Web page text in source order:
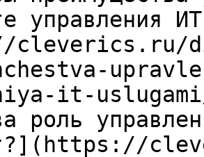
управления
cleverics.ru/
it-
роль